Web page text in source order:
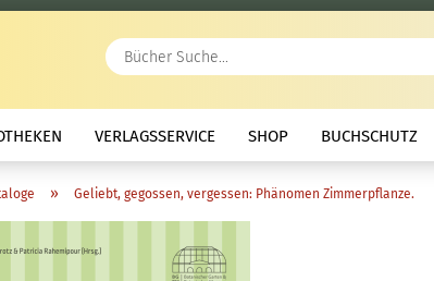
VERLAGSSERVICE SHOP BUCHSCHUTZ
» Geliebt, gegossen, vergessen: Phänomen Zimmerpflanze.